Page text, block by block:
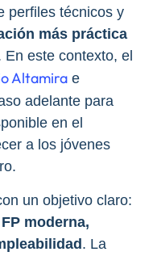
perfiles técnicos y
más práctica
En este contexto, el
Altamira e
adelante para
en el
a los jóvenes
un objetivo claro:
FP moderna,
. La